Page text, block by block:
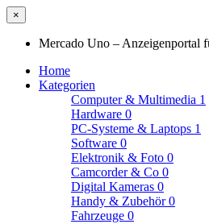
×
Mercado Uno – Anzeigenportal
Home
Kategorien
Computer & Multimedia 1
Hardware 0
PC-Systeme & Laptops 1
Software 0
Elektronik & Foto 0
Camcorder & Co 0
Digital Kameras 0
Handy & Zubehör0
Fahrzeuge 0